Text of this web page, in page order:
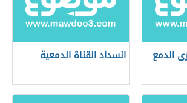
الدمع انسداد القناة الدمعية